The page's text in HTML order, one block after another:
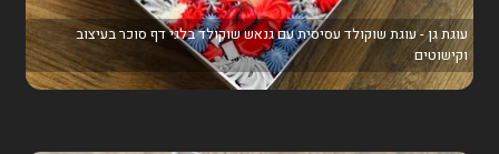
עוגת גן - עוגת שוקולד עסיסית עם גנאש שוקולד בלגי דף סוכר בעיצוב
וקישוטים